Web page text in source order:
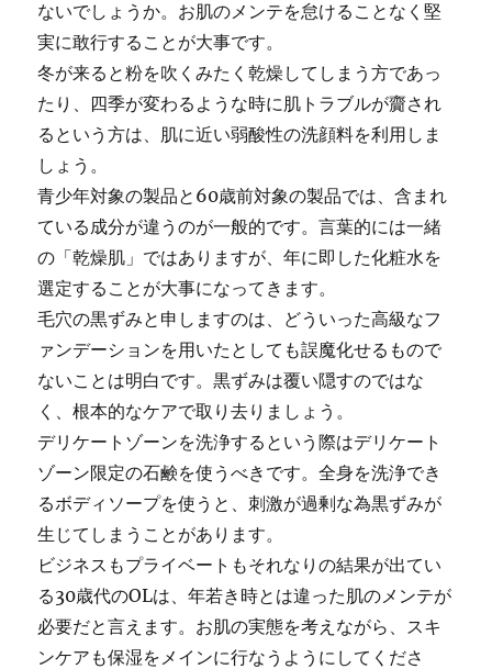
ないでしょうか。お肌のメンテを怠けることなく堅
実に敢行することが大事です。
冬が来ると粉を吹くみたく乾燥してしまう方であっ
たり、四季が変わるような時に肌トラブルが齎され
るという方は、肌に近い弱酸性の洗顔料を利用しま
しょう。
青少年対象の製品と60歳前対象の製品では、含まれ
ている成分が違うのが一般的です。言葉的には一緒
の「乾燥肌」ではありますが、年に即した化粧水を
選定することが大事になってきます。
毛穴の黒ずみと申しますのは、どういった高級なフ
ァンデーションを用いたとしても誤魔化せるもので
ないことは明白です。黒ずみは覆い隠すのではな
く、根本的なケアで取り去りましょう。
デリケートゾーンを洗浄するという際はデリケート
ゾーン限定の石鹸を使うべきです。全身を洗浄でき
るボディソープを使うと、刺激が過剰な為黒ずみが
生じてしまうことがあります。
ビジネスもプライベートもそれなりの結果が出てい
る30歳代のOLは、年若き時とは違った肌のメンテが
必要だと言えます。お肌の実態を考えながら、スキ
ンケアも保湿をメインに行なうようにしてくださ